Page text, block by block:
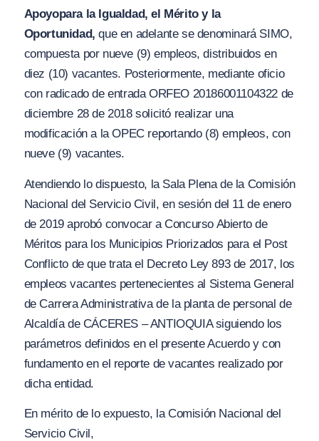
Apoyopara la Igualdad, el Mérito y la
Oportunidad,que en adelante se denominará SIMO,
compuesta por nueve (9) empleos, distribuidos en
diez (10) vacantes. Posteriormente, mediante oficio
con radicado de entrada ORFEO 20186001104322 de
diciembre 28 de 2018 solicitó realizar una
modificación a la OPEC reportando (8) empleos, con
nueve (9) vacantes.
Atendiendo lo dispuesto, la Sala Plena de la Comisión
Nacional del Servicio Civil, en sesión del 11 de enero
de 2019 aprobó convocar a Concurso Abierto de
Méritos para los Municipios Priorizados para el Post
Conflicto de que trata el Decreto Ley 893 de 2017, los
empleos vacantes pertenecientes al Sistema General
de Carrera Administrativa de la planta de personal de
Alcaldía de CÁCERES – ANTIOQUIA siguiendo los
parámetros definidos en el presente Acuerdo y con
fundamento en el reporte de vacantes realizado por
dicha entidad.
En mérito de lo expuesto, la Comisión Nacional del
Servicio Civil,